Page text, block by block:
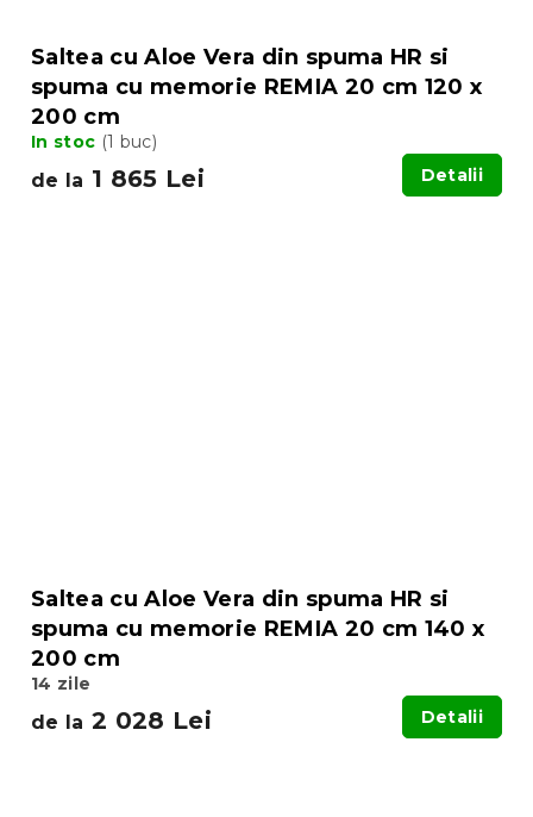
Saltea cu Aloe Vera din spuma HR si
spuma cu memorie REMIA 20 cm 120 x
200 cm
In stoc (1 buc)
de la 1 865 Lei Detalii
Saltea cu Aloe Vera din spuma HR si
spuma cu memorie REMIA 20 cm 140 x
200 cm
14 zile
de la 2 028 Lei Detalii